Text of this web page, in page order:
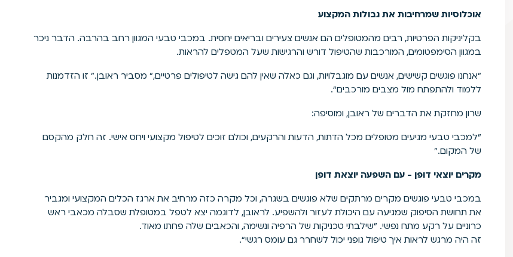
אוכלוסיות שמרחיבות את גבולות המקצוע
בקליניקות הפרטיות, רבים מהמטופלים הם אנשים צעירים ובריאים יחסית. במכבי טבעי המגוון רחב בהרבה. הדבר ניכר
במגוון הסימפטומים, המורכבות שהטיפול דורש והרגישות שעל המטפלים להראות.
"אנחנו פוגשים קשישים, אנשים עם מוגבלויות, וגם כאלה שאין להם גישה לטיפולים פרטיים," מסביר ראובן." זו הזדמנות
ללמוד ולהתפתח מול מצבים מורכבים“.
שרון מחזקת את הדברים של ראובן, ומוסיפה:
"למכבי טבעי מגיעים מטופלים מכל הדתות, הדעות והרקעים, וכולם זוכים לטיפול מקצועי ויחס אישי. זה חלק מהקסם
של המקום."
מקרים יוצאי דופן - עם השפעה יוצאת דופן
במכבי טבעי פוגשים מקרים מרתקים שלא פוגשים בשגרה, וכל מקרה כזה מרחיב את ארגז הכלים המקצועי ומגביר
את תחושת הסיפוק שמגיעה עם היכולת לעזור ולהשפיע. לראובן, לדוגמה יצא לטפל במטופלת שסבלה מכאבי ראש
כרוניים על רקע מתח נפשי. "שילבתי טכניקות של הרפיה ונשימה, והכאבים שלה פחתו מאוד.
זה היה מרגש לראות איך טיפול גופני יכול לשחרר גם עומס רגשי“.